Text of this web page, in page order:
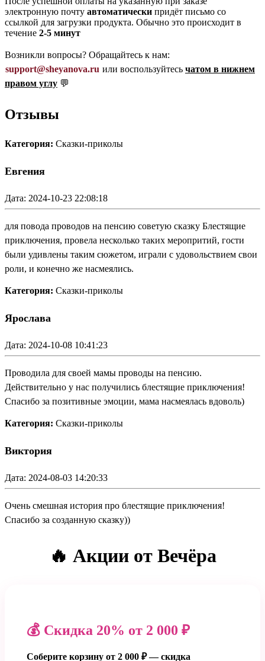
электронную почту автоматически придёт письмо со
ссылкой для загрузки продукта. Обычно это происходит в
течение 2-5 минут
Возникли вопросы? Обращайтесь к нам:
support@sheyanova.ru или воспользуйтесь чатом в нижнем
правом углу 💬
Отзывы
Категория: Сказки-приколы
Евгения
Дата: 2024-10-23 22:08:18
для повода проводов на пенсию советую сказку Блестящие
приключения, провела несколько таких меропритий, гости
были удивлены таким сюжетом, играли с удовольствием свои
роли, и конечно же насмеялись.
Категория: Сказки-приколы
Ярослава
Дата: 2024-10-08 10:41:23
Проводила для своей мамы проводы на пенсию.
Действительно у нас получились блестящие приключения!
Спасибо за позитивные эмоции, мама насмеялась вдоволь)
Категория: Сказки-приколы
Виктория
Дата: 2024-08-03 14:20:33
Очень смешная история про блестящие приключения!
Спасибо за созданную сказку))
🔥 Акции от Вечёра
💰 Скидка 20% от 2 000 ₽
Соберите корзину от 2 000 ₽ — скидка